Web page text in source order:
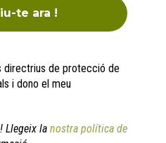
directrius de protecció de
i dono el meu
Llegeix la nostra política de